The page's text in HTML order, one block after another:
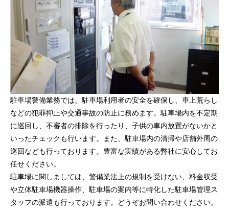
駐車場警備業務では、駐車場利用者の安全を確保し、車上荒らし
などの犯罪抑止や交通事故の防止に務めます。駐車場内を不定期
に巡回し、不審者の排除を行ったり、子供の車内放置がないかと
いったチェックも行います。また、駐車場内の清掃や店舗外周の
巡回なども行っております。豊富な実績がある弊社に安心してお
任せください。
駐車場に関しましては、警備業法上の規制を受けない、料金収受
や立体駐車場機器操作、駐車場の案内等に特化した駐車場管理ス
タッフの派遣も行っております。どうぞお問い合わせください。